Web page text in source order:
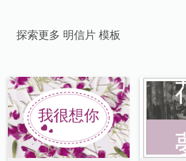
探索更多 明信片 模板